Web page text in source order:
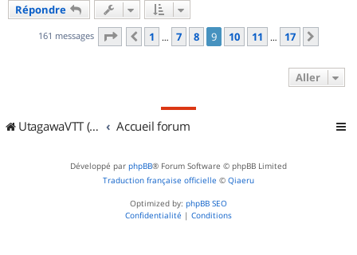
Répondre
161 messages Page 9sur 17
Précédent
1 … 7 8 9 10 11 … 17
Aller
UtagawaVTT (Randos VTT et VTTAE avec traces GPS) Accueil forum
Développé par phpBB® Forum Software © phpBB Limited
Traduction française officielle © Qiaeru
Optimized by: phpBB SEO
Confidentialité | Conditions